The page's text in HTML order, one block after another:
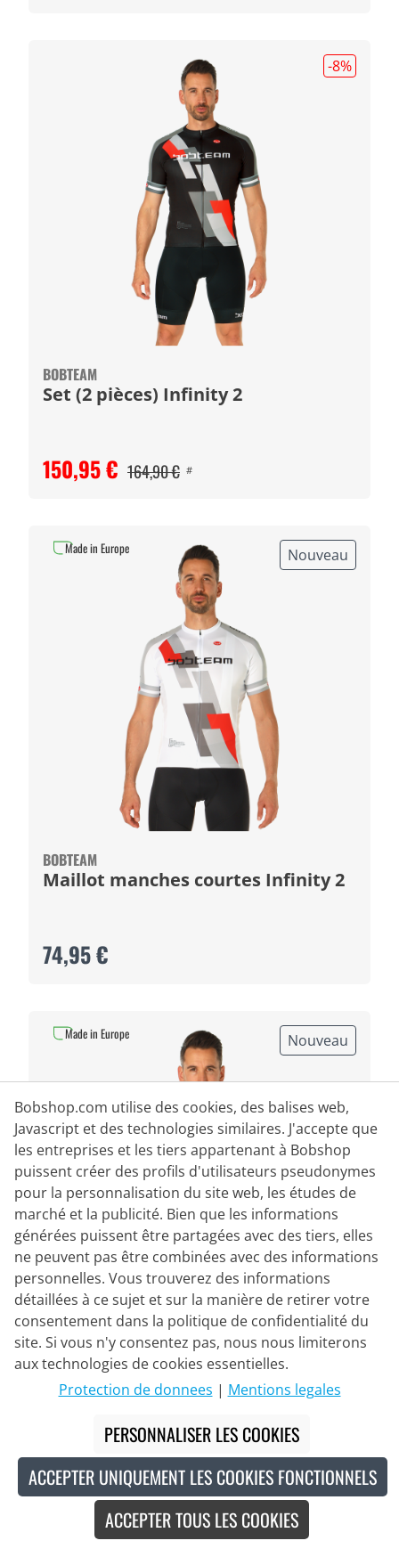
-8%
BOBTEAM
Set (2 pièces) Infinity 2
150,95 € 164,90 € #
Nouveau
BOBTEAM
Maillot manches courtes Infinity 2
74,95 €
Made in Europe
Nouveau
BOBTEAM
Maillot manches courtes Infinity 2
74,95 €
Made in Europe
Nouveau
Made in Europe
Bobshop.com utilise des cookies, des balises web,
Javascript et des technologies similaires. J'accepte que
les entreprises et les tiers appartenant à Bobshop
puissent créer des profils d'utilisateurs pseudonymes
pour la personnalisation du site web, les études de
marché et la publicité. Bien que les informations
générées puissent être partagées avec des tiers, elles
ne peuvent pas être combinées avec des informations
personnelles. Vous trouverez des informations
détaillées à ce sujet et sur la manière de retirer votre
consentement dans la politique de confidentialité du
site. Si vous n'y consentez pas, nous nous limiterons
aux technologies de cookies essentielles.
Protection de donnees | Mentions legales
PERSONNALISER LES COOKIES
ACCEPTER UNIQUEMENT LES COOKIES FONCTIONNELS
ACCEPTER TOUS LES COOKIES